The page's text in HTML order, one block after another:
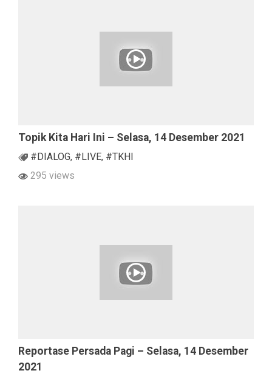
Topik Kita Hari Ini – Selasa, 14 Desember 2021
#DIALOG, #LIVE, #TKHI
295 views
Reportase Persada Pagi – Selasa, 14 Desember
2021